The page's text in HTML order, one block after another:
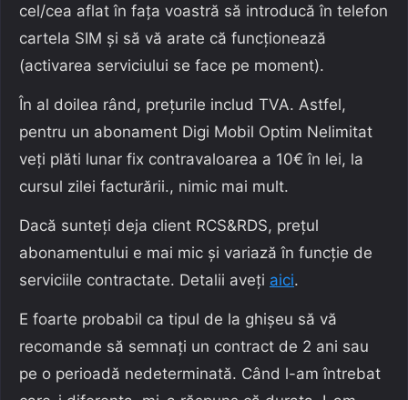
cel/cea aflat în fața voastră să introducă în telefon
cartela SIM și să vă arate că funcționează
(activarea serviciului se face pe moment).
În al doilea rând, prețurile includ TVA. Astfel,
pentru un abonament Digi Mobil Optim Nelimitat
veți plăti lunar fix contravaloarea a 10€ în lei, la
cursul zilei facturării., nimic mai mult.
Dacă sunteți deja client RCS&RDS, prețul
abonamentului e mai mic și variază în funcție de
serviciile contractate. Detalii aveți aici.
E foarte probabil ca tipul de la ghișeu să vă
recomande să semnați un contract de 2 ani sau
pe o perioadă nedeterminată. Când l-am întrebat